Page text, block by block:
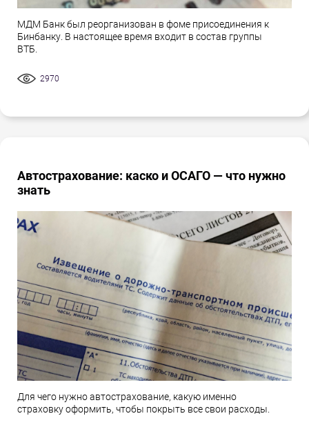
МДМ Банк был реорганизован в фоме присоединения к
Бинбанку. В настоящее время входит в состав группы
ВТБ.
2970
Автострахование: каско и ОСАГО — что нужно
знать
Для чего нужно автострахование, какую именно
страховку оформить, чтобы покрыть все свои расходы.